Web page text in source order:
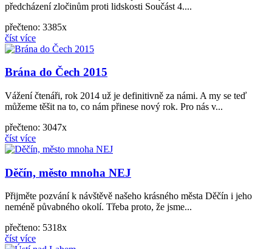
předcházení zločinům proti lidskosti Součást 4....
přečteno: 3385x
číst více
Brána do Čech 2015
Vážení čtenáři, rok 2014 už je definitivně za námi. A my se teď
můžeme těšit na to, co nám přinese nový rok. Pro nás v...
přečteno: 3047x
číst více
Děčín, město mnoha NEJ
Přijměte pozvání k návštěvě našeho krásného města Děčín i jeho
neméně půvabného okolí. Třeba proto, že jsme...
přečteno: 5318x
číst více